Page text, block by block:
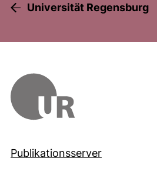
Universität Regensburg
Publikationsserver